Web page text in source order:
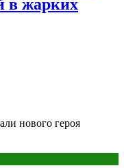
в жарких
нового героя